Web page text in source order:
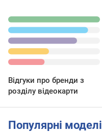
Відгуки про бренди з
розділу відеокарти
Популярні моделі